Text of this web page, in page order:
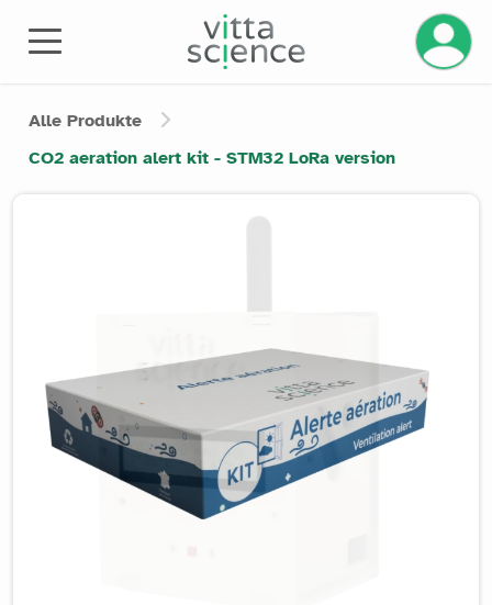
Ihr
Alle Produkte
CO2 aeration alert kit - STM32 LoRa version